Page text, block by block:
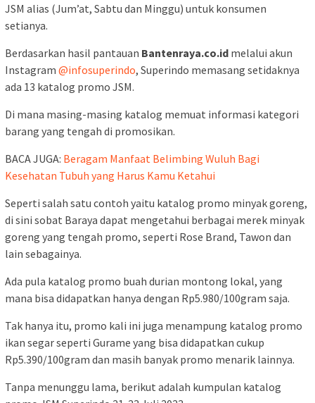
JSM alias (Jum’at, Sabtu dan Minggu) untuk konsumen
setianya.
Berdasarkan hasil pantauan Bantenraya.co.id melalui akun
Instagram @infosuperindo, Superindo memasang setidaknya
ada 13 katalog promo JSM.
Di mana masing-masing katalog memuat informasi kategori
barang yang tengah di promosikan.
BACA JUGA: Beragam Manfaat Belimbing Wuluh Bagi
Kesehatan Tubuh yang Harus Kamu Ketahui
Seperti salah satu contoh yaitu katalog promo minyak goreng,
di sini sobat Baraya dapat mengetahui berbagai merek minyak
goreng yang tengah promo, seperti Rose Brand, Tawon dan
lain sebagainya.
Ada pula katalog promo buah durian montong lokal, yang
mana bisa didapatkan hanya dengan Rp5.980/100gram saja.
Tak hanya itu, promo kali ini juga menampung katalog promo
ikan segar seperti Gurame yang bisa didapatkan cukup
Rp5.390/100gram dan masih banyak promo menarik lainnya.
Tanpa menunggu lama, berikut adalah kumpulan katalog